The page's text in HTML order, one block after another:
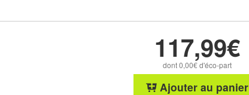
117,99€
dont 0,00€ d'éco-part
Ajouter au panier